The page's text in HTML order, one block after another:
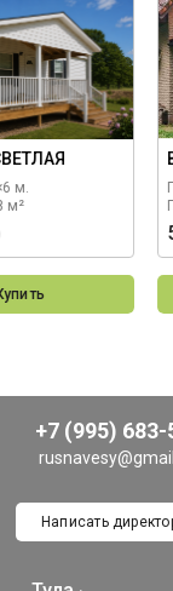
м.
м²
+7 (995)
Написать